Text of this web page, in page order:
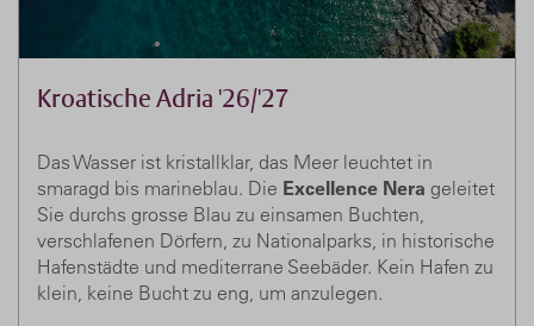
Kroatische Adria '26/'27
Das Wasser ist kristallklar, das Meer leuchtet in
smaragd bis marineblau. Die Excellence Nera geleitet
Sie durchs grosse Blau zu einsamen Buchten,
verschlafenen Dörfern, zu Nationalparks, in historische
Hafenstädte und mediterrane Seebäder. Kein Hafen zu
klein, keine Bucht zu eng, um anzulegen.